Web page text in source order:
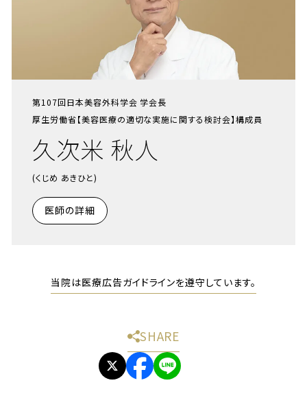
第107回日本美容外科学会 学会長
厚生労働省【美容医療の適切な実施に関する検討会】構成員
久次米 秋人
(くじめ あきひと)
医師の詳細
当院は医療広告ガイドラインを遵守しています。
SHARE